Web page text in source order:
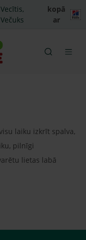
Vecītis,
Večuks
kopā
ar
laiku izkrīt spalva,
pilnīgi
lietas labā